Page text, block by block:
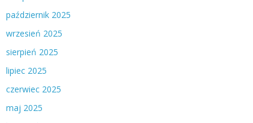
październik 2025
wrzesień 2025
sierpień 2025
lipiec 2025
czerwiec 2025
maj 2025